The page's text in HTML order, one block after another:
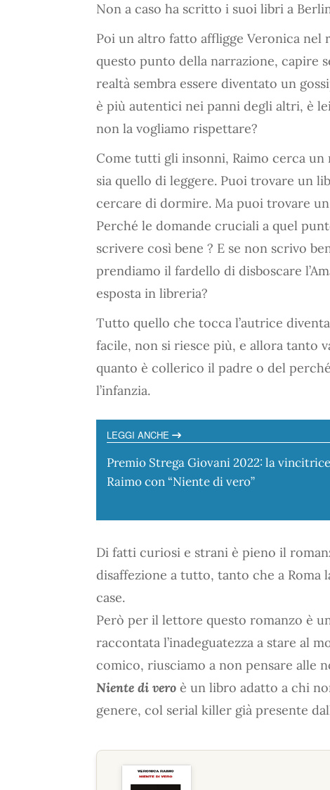
Non a caso ha scritto i suoi libri a
Poi un altro fatto affligge Veronica nel
questo punto della narrazione, capire
realtà sembra essere diventato un
è più autentici nei panni degli altri, è
non la vogliamo rispettare?
Come tutti gli insonni, Raimo cerca
sia quello di leggere. Puoi trovare un
cercare di dormire. Ma puoi trovare
Perché le domande cruciali a quel
scrivere così bene ? E se non scrivo
prendiamo il fardello di disboscare
esposta in libreria?
Tutto quello che tocca l’autrice
facile, non si riesce più, e allora tanto
quanto è collerico il padre o del
l’infanzia.
LEGGI ANCHE
Premio Strega Giovani 2022: la
Raimo con “Niente di vero”
Di fatti curiosi e strani è pieno il
disaffezione a tutto, tanto che a
case.
Però per il lettore questo romanzo è
raccontata l’inadeguatezza a stare al
comico, riusciamo a non pensare alle
Niente di vero è un libro adatto a chi
genere, col serial killer già presente